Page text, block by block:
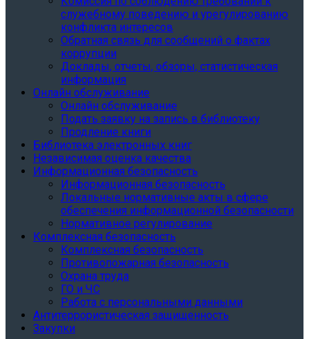
служебному поведению и урегулированию
конфликта интересов
Обратная связь для сообщений о фактах
коррупции
Доклады, отчеты, обзоры, статистическая
информация
Онлайн обслуживание
Онлайн обслуживание
Подать заявку на запись в библиотеку
Продление книги
Библиотека электронных книг
Независимая оценка качества
Информационная безопасность
Информационная безопасность
Локальные нормативные акты в сфере
обеспечения информационной безопасности
Нормативное регулирование
Комплексная безопасность
Комплексная безопасность
Противопожарная безопасность
Охрана труда
ГО и ЧС
Работа с персональными данными
Антитеррористическая защищенность
Закупки